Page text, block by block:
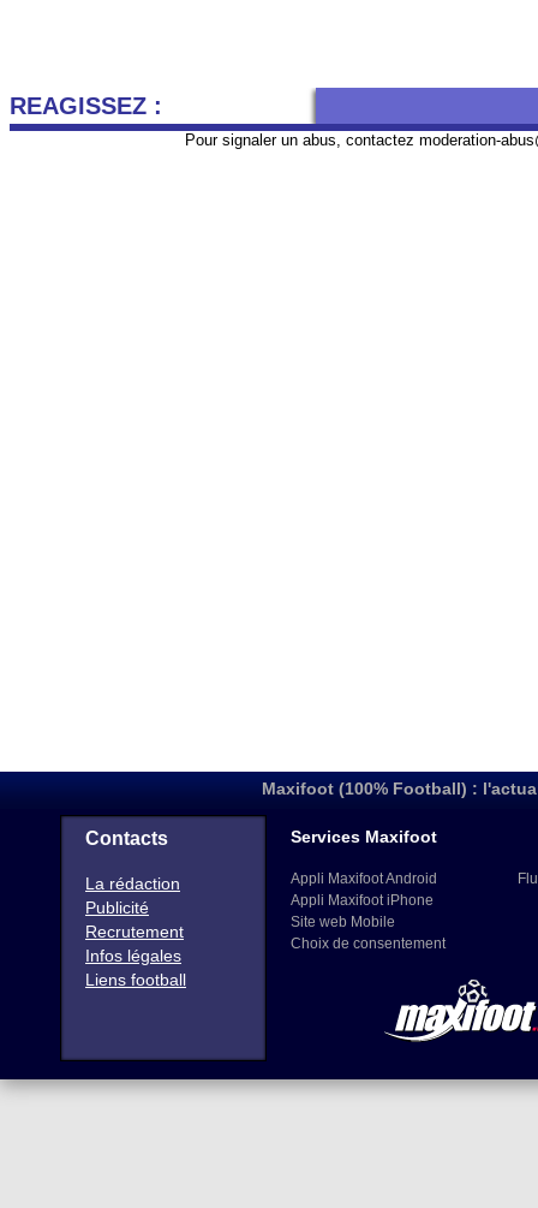
REAGISSEZ :
Pour signaler un abus, contactez moderation-
Maxifoot (100% Football) :
Contacts
La rédaction
Publicité
Recrutement
Infos légales
Liens football
Services Maxifoot
Appli Maxifoot Android
Appli Maxifoot iPhone
Site web Mobile
Choix de consentement